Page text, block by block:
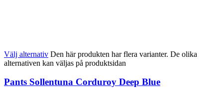
Välj alternativ Den här produkten har flera varianter. De olika
alternativen kan väljas på produktsidan
Pants Sollentuna Corduroy Deep Blue